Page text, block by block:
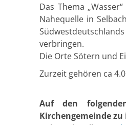
Das Thema
Nahequelle in
verbringen.
Die Orte Sötern und
Zurzeit gehören ca
Auf den
Kirchengemeinde